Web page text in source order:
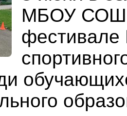
МБОУ СОШ
фестивале